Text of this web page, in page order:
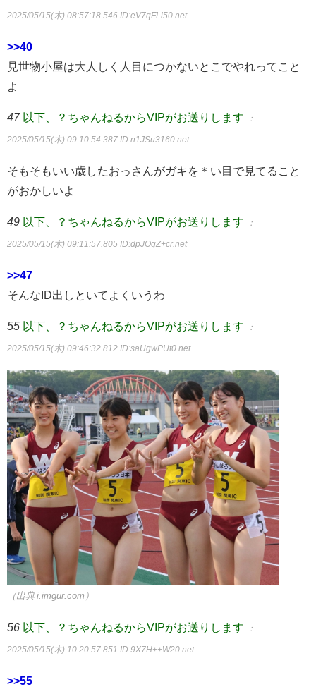
2025/05/15(木) 08:57:18.546 ID:eV7qFLi50.net
>>40
見世物小屋は大人しく人目につかないとこでやれってこと
よ
47 以下、？ちゃんねるからVIPがお送りします ：
2025/05/15(木) 09:10:54.387 ID:n1JSu3160.net
そもそもいい歳したおっさんがガキを＊い目で見てること
がおかしいよ
49 以下、？ちゃんねるからVIPがお送りします ：
2025/05/15(木) 09:11:57.805 ID:dpJOgZ+cr.net
>>47
そんなID出しといてよくいうわ
55 以下、？ちゃんねるからVIPがお送りします ：
2025/05/15(木) 09:46:32.812 ID:saUgwPUt0.net
（出典 i.imgur.com）
56 以下、？ちゃんねるからVIPがお送りします ：
2025/05/15(木) 10:20:57.851 ID:9X7H++W20.net
>>55